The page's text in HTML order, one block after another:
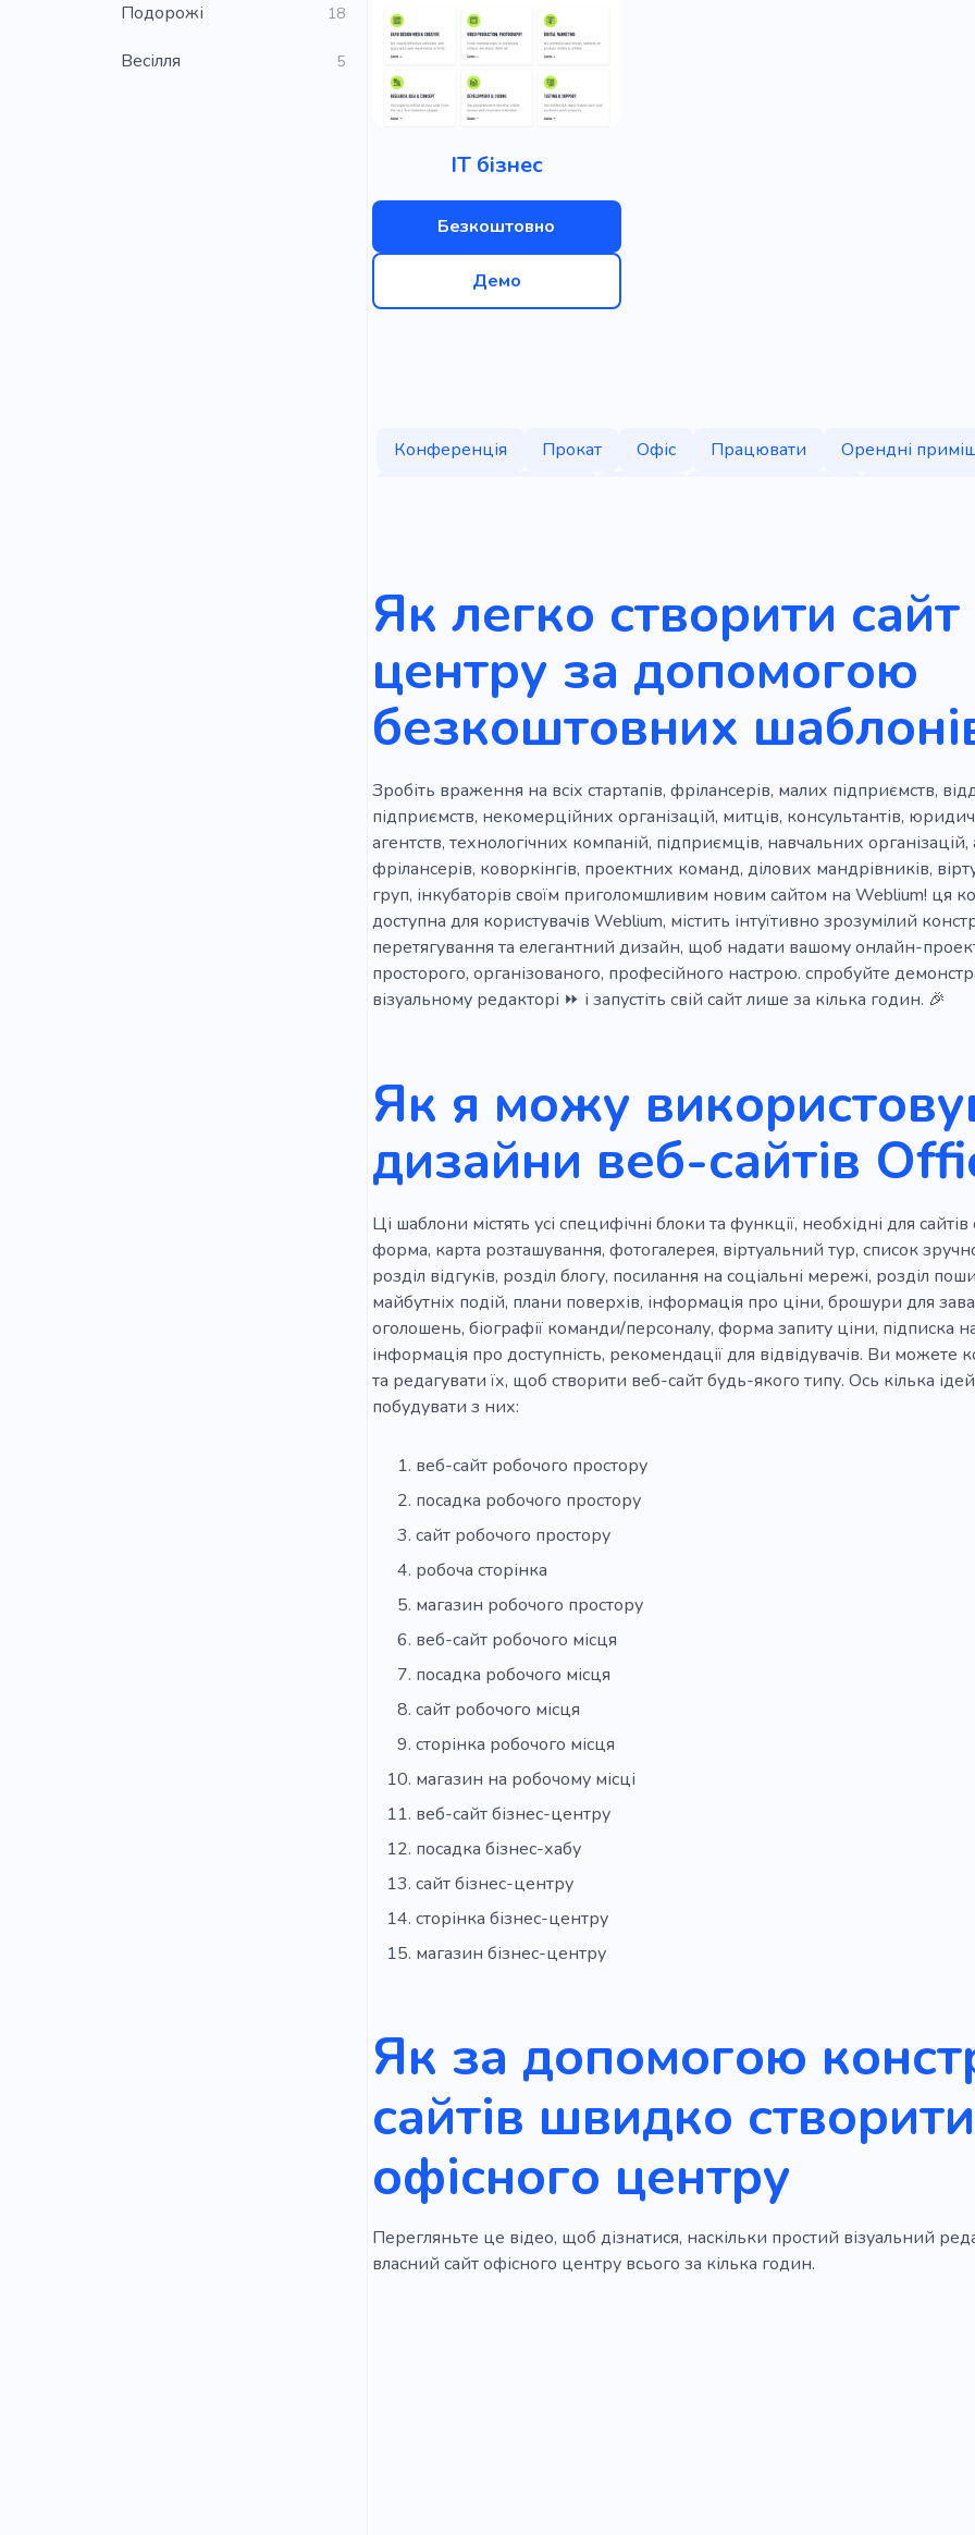
Подорожі 18
Весілля 5
ІТ бізнес
Безкоштовно
Демо
Конференція Прокат Офіс Працювати
Орендні
Системи живлення
Електронна комерція Персонал
Бізнес
Орендодавці
Відкритий стіл Простір для роботи
Світ
Засідання
Антикафе
Як легко створити
центру за допомогою
безкоштовних
Зробіть враження на всіх стартапів, фрілансерів, малих підприємств,
підприємств, некомерційних організацій, митців, консультантів,
агентств, технологічних компаній, підприємців, навчальних організацій,
фрілансерів, коворкінгів, проектних команд, ділових мандрівників,
груп, інкубаторів своїм приголомшливим новим сайтом на Weblium! ця
доступна для користувачів Weblium, містить інтуїтивно зрозумілий
перетягування та елегантний дизайн, щоб надати вашому онлайн-
просторого, організованого, професійного настрою. спробуйте
візуальному редакторі ⏩ і запустіть свій сайт лише за кілька годин. 🎉
Як я можу
дизайни веб-сайтів
Ці шаблони містять усі специфічні блоки та функції, необхідні для
форма, карта розташування, фотогалерея, віртуальний тур, список
розділ відгуків, розділ блогу, посилання на соціальні мережі, розділ
майбутніх подій, плани поверхів, інформація про ціни, брошури для
оголошень, біографії команди/персоналу, форма запиту ціни, підписка
інформація про доступність, рекомендації для відвідувачів. Ви можете
та редагувати їх, щоб створити веб-сайт будь-якого типу. Ось кілька
побудувати з них:
веб-сайт робочого простору
посадка робочого простору
сайт робочого простору
робоча сторінка
магазин робочого простору
веб-сайт робочого місця
посадка робочого місця
сайт робочого місця
сторінка робочого місця
магазин на робочому місці
веб-сайт бізнес-центру
посадка бізнес-хабу
сайт бізнес-центру
сторінка бізнес-центру
магазин бізнес-центру
Як за допомогою
сайтів швидко
офісного центру
Перегляньте це відео, щоб дізнатися, наскільки простий візуальний
власний сайт офісного центру всього за кілька годин.